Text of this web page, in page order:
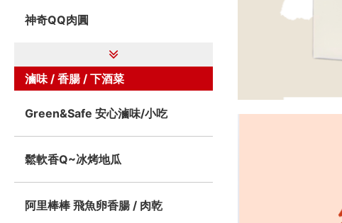
神奇QQ肉圓
滷味 / 香腸 / 下酒菜
Green&Safe 安心滷味/小吃
鬆軟香Q~冰烤地瓜
阿里棒棒 飛魚卵香腸 / 肉乾